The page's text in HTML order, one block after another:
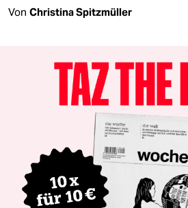
Von Christina Spitzmüller